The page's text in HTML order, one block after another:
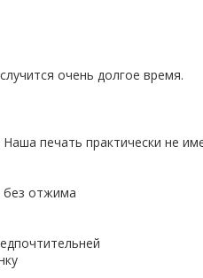
очень долгое время.
печать практически не
без отжима